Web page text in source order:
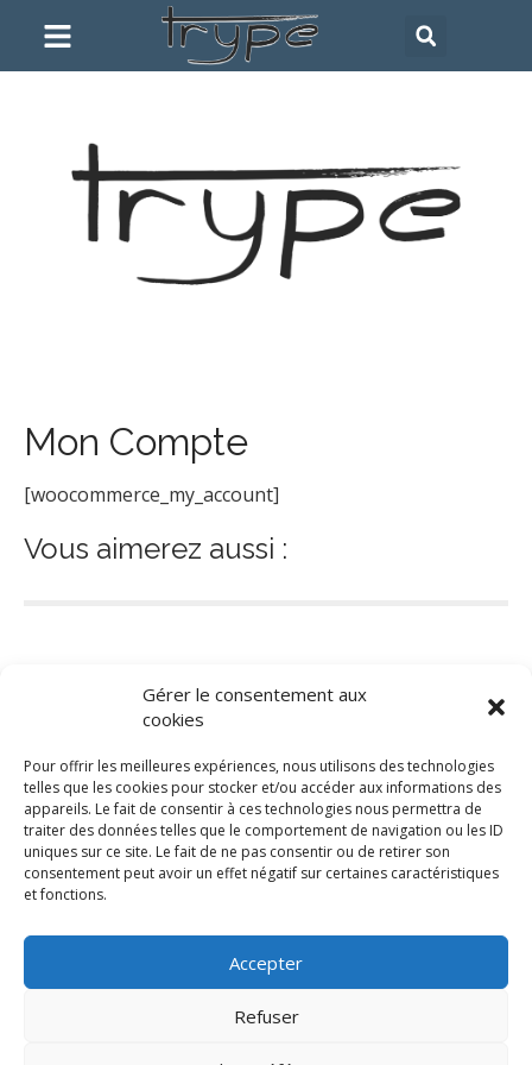
Gérer le consentement aux
cookies
Pour offrir les meilleures expériences, nous utilisons des technologies
telles que les cookies pour stocker et/ou accéder aux informations des
appareils. Le fait de consentir à ces technologies nous permettra de
traiter des données telles que le comportement de navigation ou les ID
uniques sur ce site. Le fait de ne pas consentir ou de retirer son
consentement peut avoir un effet négatif sur certaines caractéristiques
et fonctions.
Accepter
Refuser
Mon Compte
[woocommerce_my_account]
Vous aimerez aussi :
Actualités
Politique de cookie